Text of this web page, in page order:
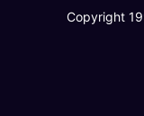
Copyright